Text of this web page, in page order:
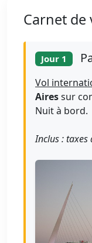
Carnet de
Jour 1
Vol
Airessur
Nuit à bord.
Inclus :